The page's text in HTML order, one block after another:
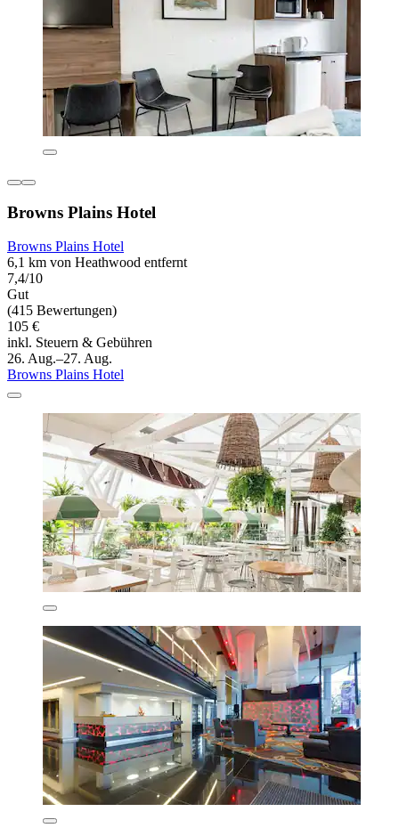
Browns Plains Hotel
Browns Plains Hotel
6,1 km von Heathwood entfernt
7,4/10
Gut
(415 Bewertungen)
105 €
inkl. Steuern & Gebühren
26. Aug.–27. Aug.
Browns Plains Hotel